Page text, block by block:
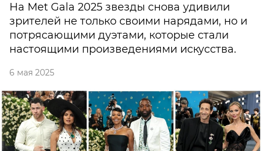
На Met Gala 2025 звезды снова удивили
зрителей не только своими нарядами, но и
потрясающими дуэтами, которые стали
настоящими произведениями искусства.
6 мая 2025